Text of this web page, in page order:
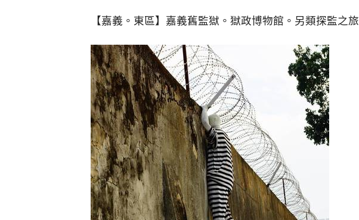
【嘉義。東區】嘉義舊監獄。獄政博物館。另類探監之旅